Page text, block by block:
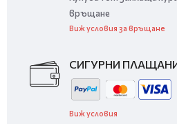
връщане
Виж условия за връщане
СИГУРНИ
Виж условия